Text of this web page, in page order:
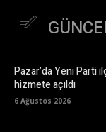
Pazar’da Yeni Parti
hizmete açıldı
6 Ağustos 2026